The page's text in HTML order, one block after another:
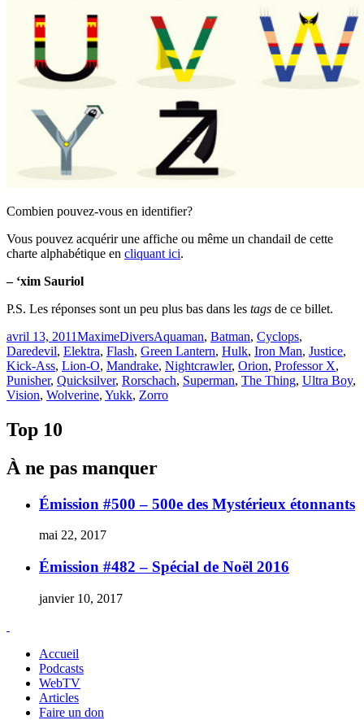
Combien pouvez-vous en identifier?
Vous pouvez acquérir une affiche ou même un chandail de cette
charte alphabétique en cliquant ici.
– ‘xim Sauriol
P.S. Les réponses sont un peu plus bas dans les tags de ce billet.
Publié
le
avril 13, 2011MaximeCatégories
DiversÉtiquettes
Aquaman, Batman, Cyclops,
Daredevil, Elektra, Flash, Green Lantern, Hulk, Iron Man, Justice,
Kick-Ass, Lion-O, Mandrake, Nightcrawler, Orion, Professor X,
Punisher, Quicksilver, Rorschach, Superman, The Thing, Ultra Boy,
Vision, Wolverine, Yukk, Zorro
Top 10
À ne pas manquer
Émission #500 – 500e des Mystérieux étonnants
mai 22, 2017
Émission #482 – Spécial de Noël 2016
janvier 10, 2017
Accueil
Podcasts
WebTV
Articles
Faire un don